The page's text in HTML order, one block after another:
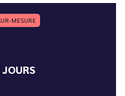
MESURE
JOURS